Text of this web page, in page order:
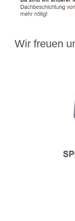
Wir freuen